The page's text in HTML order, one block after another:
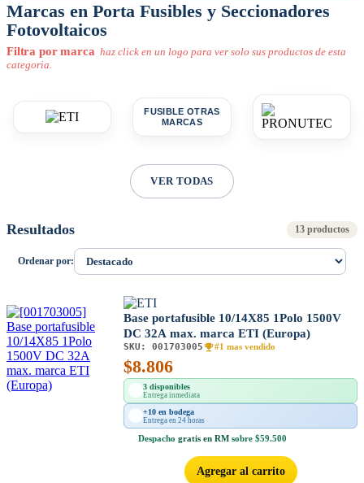
Marcas en Porta Fusibles y Seccionadores
Fotovoltaicos
Filtra por marca haz click en un logo para ver solo sus productos de esta
categoria.
FUSIBLE OTRAS
MARCAS
VER TODAS
Resultados 13 productos
Ordenar por:
Base portafusible 10/14X85 1Polo 1500V
DC 32A max. marca ETI (Europa)
SKU: 001703005 #1 mas vendido
$8.806
3 disponibles
Entrega inmediata
+10 en bodega
Entrega en 24 horas
Despacho gratis en RM sobre $59.500
Agregar al carrito